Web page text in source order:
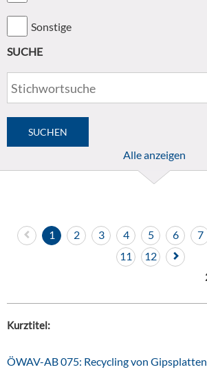
Sonstige
SUCHE
Alle anzeigen
1 2 3 4 5 6 7
11
12
Kurztitel:
ÖWAV-AB 075: Recycling von